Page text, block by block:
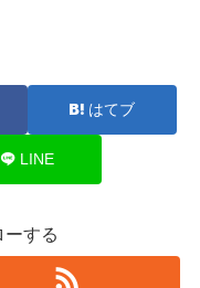
はてブ
LINE
ーする